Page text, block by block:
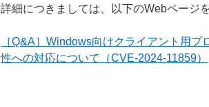
詳細につきましては、以下のWebページ
［Q&A］Windows向けクライアント用
性への対応について（CVE-2024-11859）